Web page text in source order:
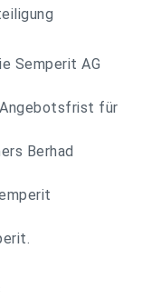
Semperit AG
für
Berhad